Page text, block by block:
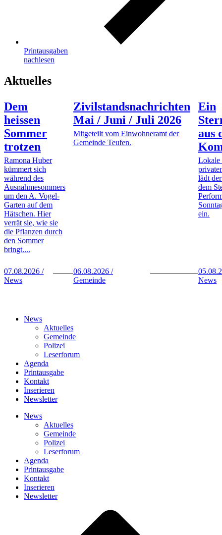
Printausgaben
nachlesen
Aktuelles
Dem
heissen
Sommer
trotzen
Ramona Huber
kümmert sich
während des
Ausnahmesommers
um den A. Vogel-
Garten auf dem
Hätschen. Hier
verrät sie, wie sie
die Pflanzen durch
den Sommer
bringt....
07.08.2026 /
News
Zivilstandsnachrichten
Mai / Juni / Juli 2026
Mitgeteilt vom Einwohneramt der
Gemeinde Teufen.
06.08.2026 /
Gemeinde
Ein
aus
Lokale
lädt
dem
ein.
News
News
Aktuelles
Gemeinde
Polizei
Leserforum
Agenda
Printausgabe
Kontakt
Inserieren
Newsletter
News
Aktuelles
Gemeinde
Polizei
Leserforum
Agenda
Printausgabe
Kontakt
Inserieren
Newsletter